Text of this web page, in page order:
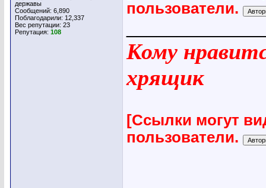
державы
Сообщений: 6,890
Поблагодарили: 12,337
Вес репутации: 23
Репутация: 108
пользователи.
Кому
хрящик
[Ссылки могут
пользователи.